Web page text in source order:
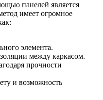
панелей является
имеет огромное
элемента.
между каркасом.
прочности
и возможность